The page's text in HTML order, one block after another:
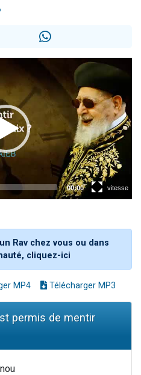
pour étudier en groupe sur Zoom
2 personnes viennent de nous rejoindre sur WhatsApp
Rav chez vous ou dans
cliquez-ici
MP4 Télécharger MP3
permis de mentir